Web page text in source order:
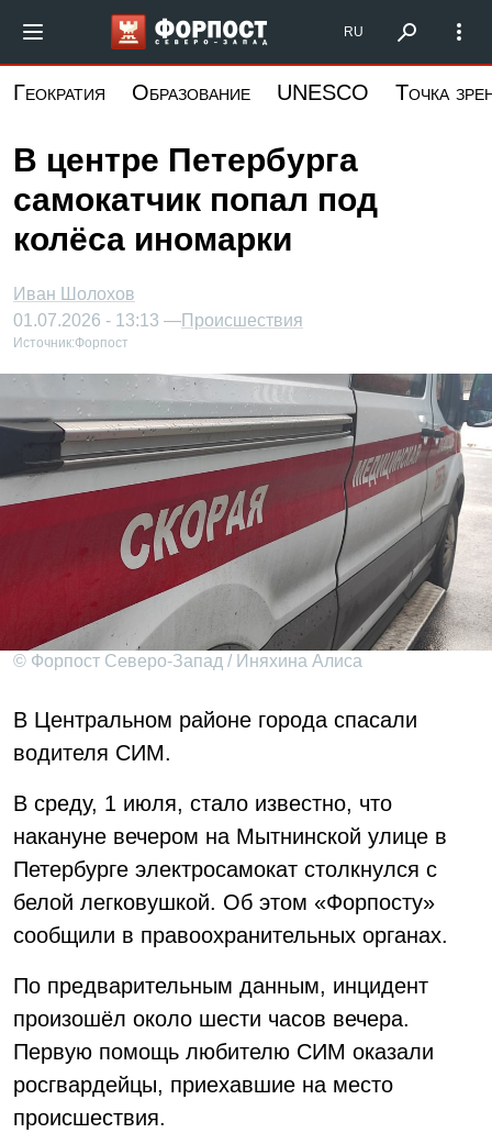
основному
Форпост Северо-Запад
RU
Геократия Образование UNESCO Точка
В центре Петербурга
самокатчик попал под
колёса иномарки
Иван Шолохов
01.07.2026 - 13:13 —Происшествия
Источник:Форпост
© Форпост Северо-Запад / Иняхина Алиса
В Центральном районе города спасали
водителя СИМ.
В среду, 1 июля, стало известно, что
накануне вечером на Мытнинской улице в
Петербурге электросамокат столкнулся с
белой легковушкой. Об этом «Форпосту»
сообщили в правоохранительных органах.
По предварительным данным, инцидент
произошёл около шести часов вечера.
Первую помощь любителю СИМ оказали
росгвардейцы, приехавшие на место
происшествия.